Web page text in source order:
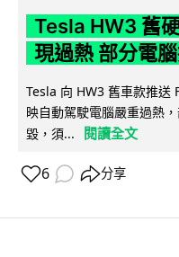
Tesla HW3 舊
現過熱 部分電
Tesla 向 HW3 舊車款推送
映自動駕駛電腦嚴重過熱
毀，須...
閱讀全文
6 分享